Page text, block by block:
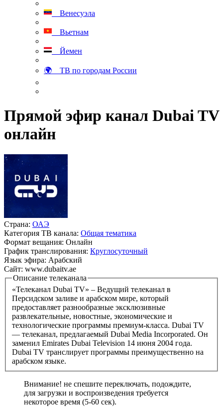
Венесуэла
Вьетнам
Йемен
🌍 ТВ по городам России
Прямой эфир канал Dubai TV
онлайн
Страна: ОАЭ
Категория ТВ канала: Общая тематика
Формат вещания: Онлайн
График транслирования: Круглосуточный
Язык эфира: Арабский
Сайт: www.dubaitv.ae
Описание телеканала
«Телеканал Dubai TV» – Ведущий телеканал в
Персидском заливе и арабском мире, который
предоставляет разнообразные эксклюзивные
развлекательные, новостные, экономические и
технологические программы премиум-класса. Dubai TV
— телеканал, предлагаемый Dubai Media Incorporated. Он
заменил Emirates Dubai Television 14 июня 2004 года.
Dubai TV транслирует программы преимущественно на
арабском языке.
Внимание! не спешите переключать, подождите,
для загрузки и воспроизведения требуется
некоторое время (5-60 сек).